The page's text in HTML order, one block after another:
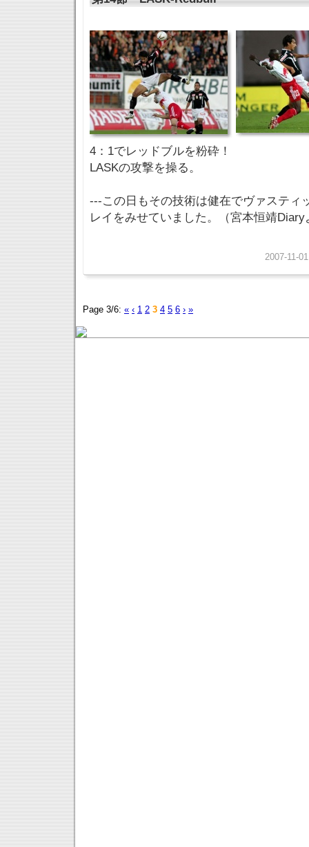
4：1でレッドブルを粉砕！
LASKの攻撃を操る。
---この日もその技術は健在でヴァスティ
レイをみせていました。（宮本恒靖Diary
2007-11-
Page 3/6: « ‹ 1 2 3 4 5 6 › »